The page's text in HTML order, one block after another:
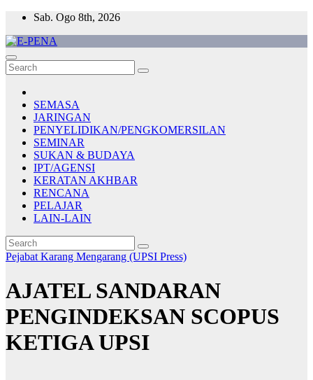
Skip
content
Sab. Ogo 8th, 2026
E-PENA
Berita Digital Terkini
SEMASA
JARINGAN
PENYELIDIKAN/PENGKOMERSILAN
SEMINAR
SUKAN & BUDAYA
IPT/AGENSI
KERATAN AKHBAR
RENCANA
PELAJAR
LAIN-LAIN
Pejabat Karang Mengarang (UPSI Press)
AJATEL SANDARAN
PENGINDEKSAN SCOPUS
KETIGA UPSI